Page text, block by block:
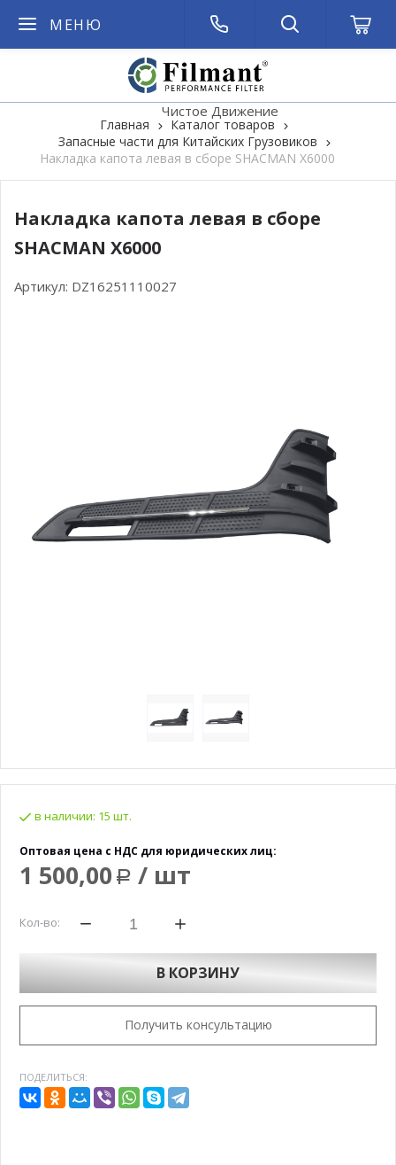
МЕНЮ
Чистое Движение
Главная
Каталог товаров
Запасные части для Китайских Грузовиков
Накладка капота левая в сборе SHACMAN X6000
Накладка капота левая в сборе
SHACMAN X6000
Артикул: DZ16251110027
в наличии: 15 шт.
Оптовая цена с НДС для юридических лиц:
1 500,00 Р / шт
Кол-во:
В КОРЗИНУ
Получить консультацию
ПОДЕЛИТЬСЯ: